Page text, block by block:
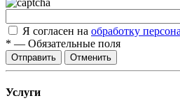
Я согласен на обработку
* — Обязательные поля
Отправить Отменить
Услуги